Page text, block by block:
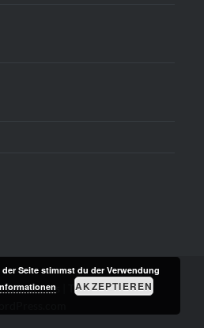
Theme: Dyad von
Seite stimmst du der Verwendung
AKZEPTIEREN